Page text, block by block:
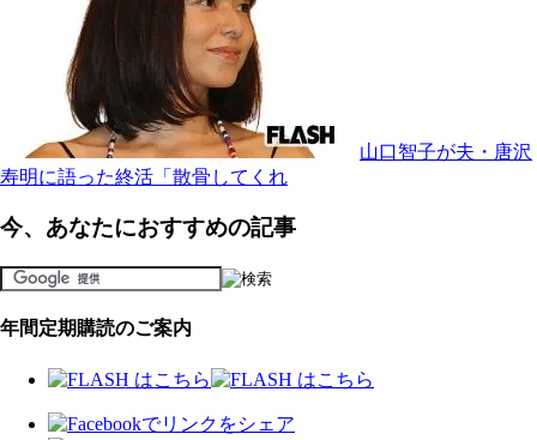
山口智子が夫・唐沢
寿明に語った終活「散骨してくれ
今、あなたにおすすめの記事
年間定期購読のご案内